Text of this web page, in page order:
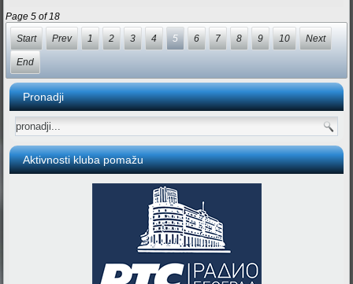
Page 5 of 18
Start
Prev 1 2 3 4 5 6 7 8 9 10 Next
End
Pronadji
Aktivnosti kluba pomažu